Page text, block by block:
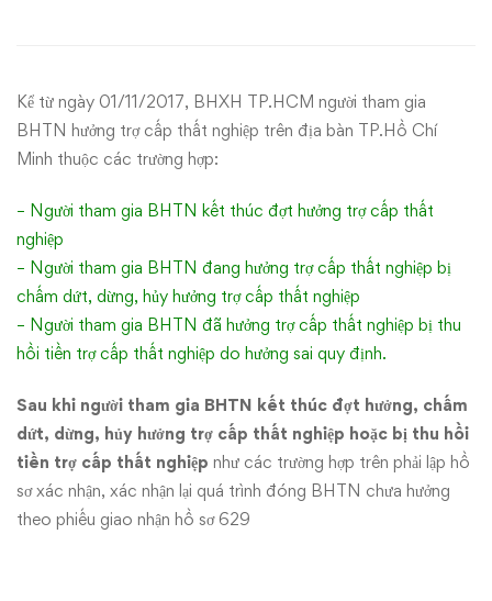
trình
đóng
BHTN
chưa
hưởng
–
TP.HCM
Kể từ ngày 01/11/2017, BHXH TP.HCM người tham gia
BHTN hưởng trợ cấp thất nghiệp trên địa bàn TP.Hồ Chí
Minh thuộc các trường hợp:
– Người tham gia BHTN kết thúc đợt hưởng trợ cấp thất
nghiệp
– Người tham gia BHTN đang hưởng trợ cấp thất nghiệp bị
chấm dứt, dừng, hủy hưởng trợ cấp thất nghiệp
– Người tham gia BHTN đã hưởng trợ cấp thất nghiệp bị thu
hồi tiền trợ cấp thất nghiệp do hưởng sai quy định.
Sau khi người tham gia BHTN kết thúc đợt hưởng, chấm
dứt, dừng, hủy hưởng trợ cấp thất nghiệp hoặc bị thu hồi
tiền trợ cấp thất nghiệp như các trường hợp trên phải lập hồ
sơ xác nhận, xác nhận lại quá trình đóng BHTN chưa hưởng
theo phiếu giao nhận hồ sơ 629